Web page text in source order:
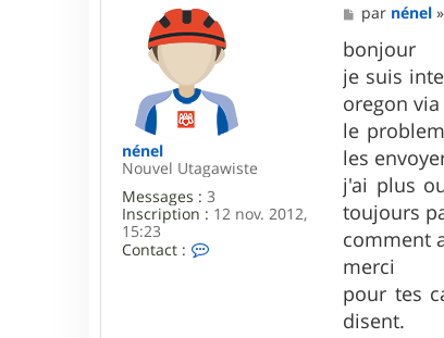
nénel
Nouvel Utagawiste
Messages : 3
Inscription : 12 nov. 2012,
15:23
Contact :
M
e
s
s
a
g
e
par nénel »
bonjour
je suis
oregon
le
les
j'ai plus
toujours
comment
merci
pour tes
disent.